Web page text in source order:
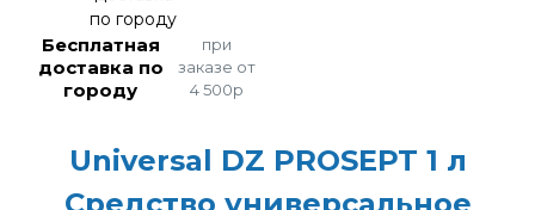
Бесплатная
доставка по
городу
при
заказе от
4 500р
Universal DZ PROSEPT 1 л